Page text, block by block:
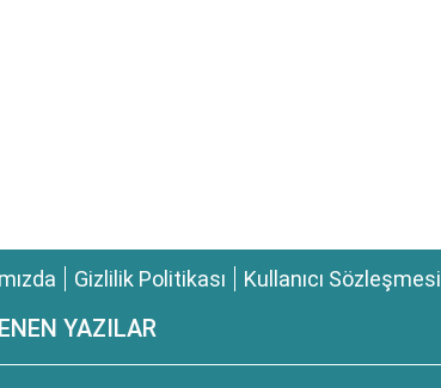
Gizlilik Politikası Kullanıcı Sözleşmesi
YAZILAR